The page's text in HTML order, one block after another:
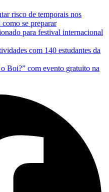
risco de temporais nos
se preparar
para festival internacional
com 140 estudantes da
Boi?” com evento gratuito na